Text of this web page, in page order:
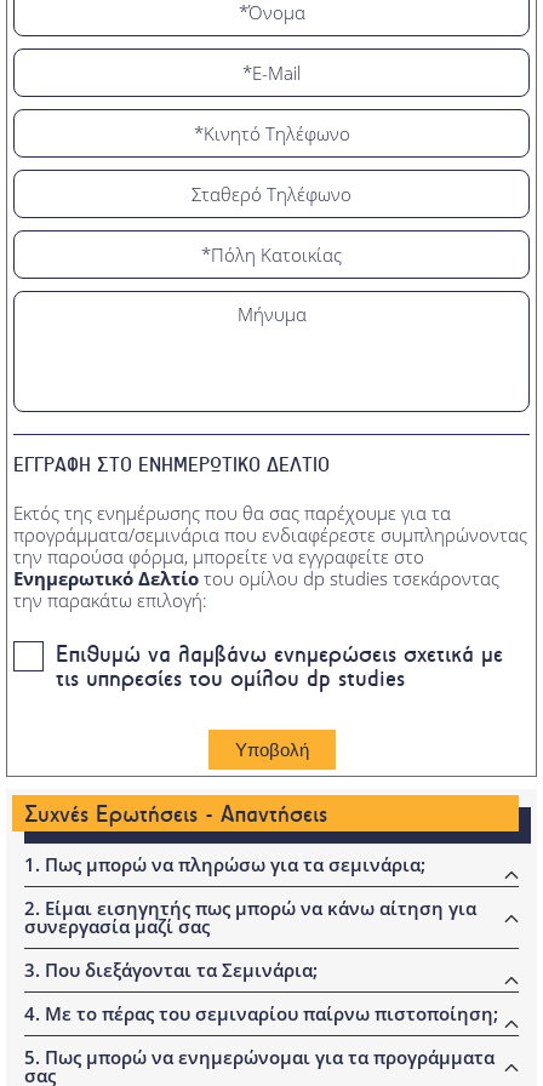
ΕΓΓΡΑΦΗ ΣΤΟ ΕΝΗΜΕΡΩΤΙΚΟ ΔΕΛΤΙΟ
Εκτός της ενημέρωσης που θα σας παρέχουμε για τα
προγράμματα/σεμινάρια που ενδιαφέρεστε συμπληρώνοντας
την παρούσα φόρμα, μπορείτε να εγγραφείτε στο
Ενημερωτικό Δελτίο του ομίλου dp studies τσεκάροντας
την παρακάτω επιλογή:
Επιθυμώ να λαμβάνω ενημερώσεις σχετικά με
τις υπηρεσίες του ομίλου dp studies
Συχνές Ερωτήσεις - Απαντήσεις
1. Πως μπορώ να πληρώσω για τα σεμινάρια;
Η πληρωμή του δικαιώματος συμμετοχής στο σεμινάριο
πρέπει να γίνειπριν την έναρξη του Σεμιναρίου. Σε κάθε
περίπτωση η διασφάλιση της συμμετοχής δεν
κατοχυρώνεται από την απλή κράτηση της θέσης, αλλά
μόνο με την πληρωμή της προκαταβολής και εφόσον
έχουν συμπληρωθεί οι θέσεις.
Οι πληρωμές της προκαταβολής αλλά και των δόσεων
κάθε σεμιναρίου, μπορούν να πραγματοποιηθούν με τρεις
διαφορετικούς τρόπους :
2. Είμαι εισηγητής πως μπορώ να κάνω αίτηση για
συνεργασία μαζί σας
Οι ενδιαφερόμενοι εισηγητές μπορούν να εκδηλώσουν το
ενδιαφέρον τους για συνεργασία με τον
Όμιλο dp studies, στέλνοντας τοΒιογραφικότους για
Αξιολόγηση.
Αυτό μπορεί να γίνει με 2 τρόπους:
3. Που διεξάγονται τα Σεμινάρια;
Το κάθε σεμινάριο ανάλογα με τις ανάγκες των
ενδιαφερόμενων μπορεί να διεξαχθεί με τους εξής
τρόπους:
Με φυσική παρουσία στις αίθουσες του κεντρικού
4. Με το πέρας του σεμιναρίου παίρνω πιστοποίηση;
Μετά το πέρας του σεμιναρίου παίρνετε βεβαίωση
Παρακολούθησης από τον Εκπαιδευτικό Ομιλο dp studies.
5. Πως μπορώ να ενημερώνομαι για τα προγράμματα
σας